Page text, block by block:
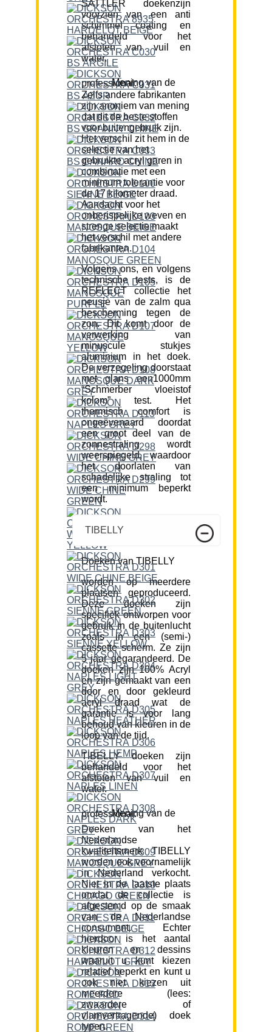
SATTLER doekenzijn
voorzien van een anti
schimmel coating en
behandeld voor het
afstoten van vuil en
water.
Mening van de professional:
Zelfs andere fabrikanten
zijn anoniem van mening
dat dit de beste stoffen
voor buitengebruik zijn.
Het verschil zit hem in de
selectie van het
gebruikte acryl garen in
combinatie met een
minimum tolerantie voor
de 17 kilometer draad.
Aandacht voor het
onberispelijke weven en
strenge selectie maakt
het verschil met andere
fabrikanten.
Volgens ons, en volgens
technische tests, is de
REFLECT collectie het
neusje van de zalm qua
bescherming tegen de
zon. Dit komt door de
verwerking van
minuscule stukjes
aluminium in het doek.
De verzegeling doorstaat
met glans een1000mm
“Schmerber vloeistof
kolom” test. Het
thermisch comfort is
ongeëvenaard doordat
een groot deel van de
zonnestraling wordt
weerspiegeld, waardoor
het doorlaten van
schadelijke straling tot
een minimum beperkt
wordt.
TIBELLY
Doeken van TIBELLY
worden op meerdere
plaatsen geproduceerd.
Deze doeken zijn
specifiek ontworpen voor
gebruik in de buitenlucht
zoals in een (semi-)
cassette scherm. Ze zijn
5 jaar gegarandeerd. De
doeken zijn 100% Acryl
en zijn gemaakt van een
door en door gekleurd
acryl draad wat de
garantie is voor lang
behoud van kleuren in de
loop van de tijd.
TIBELLY doeken zijn
behandeld voor het
afstoten van vuil en
water.
Mening van de professional:
Doeken van het
Nederlandse
kwaliteitsmerk TIBELLY
worden ook voornamelijk
in Nederland verkocht.
Niet in de laatste plaats
omdat de collectie is
afgestemd op de smaak
van de Nederlandse
consument. Echter
hierdoor is het aantal
kleuren en dessins
waaruit u kunt kiezen
relatief beperkt en kunt u
ook niet kiezen uit
meerdere (lees:
zwaardere of
vlamvertragende) doek
typen.